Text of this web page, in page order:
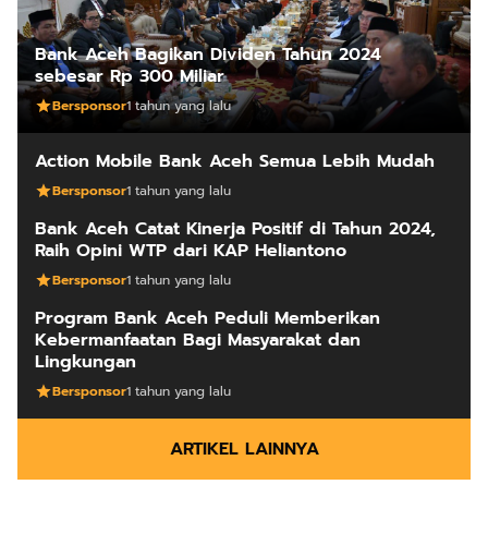
Bank Aceh Bagikan Dividen Tahun 2024
sebesar Rp 300 Miliar
Bersponsor1 tahun yang lalu
Action Mobile Bank Aceh Semua Lebih Mudah
Bersponsor1 tahun yang lalu
Bank Aceh Catat Kinerja Positif di Tahun 2024,
Raih Opini WTP dari KAP Heliantono
Bersponsor1 tahun yang lalu
Program Bank Aceh Peduli Memberikan
Kebermanfaatan Bagi Masyarakat dan
Lingkungan
Bersponsor1 tahun yang lalu
ARTIKEL LAINNYA